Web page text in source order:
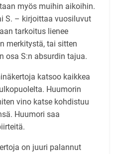
myös muihin aikoihin.
S. – kirjoittaa vuosiluvut
tarkoitus lienee
merkitystä, tai sitten
osa S:n absurdin tajua.
katsoo kaikkea
Huumorin
vino katse kohdistuu
Huumori saa
on juuri palannut